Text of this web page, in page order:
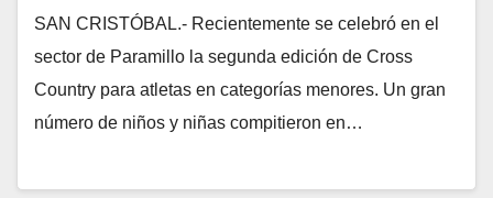
SAN CRISTÓBAL.- Recientemente se celebró en el
sector de Paramillo la segunda edición de Cross
Country para atletas en categorías menores. Un gran
número de niños y niñas compitieron en…